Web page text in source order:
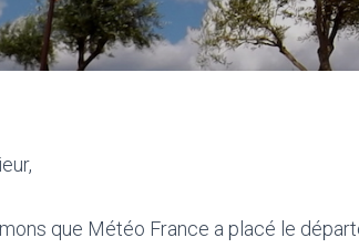
que Météo France a placé le